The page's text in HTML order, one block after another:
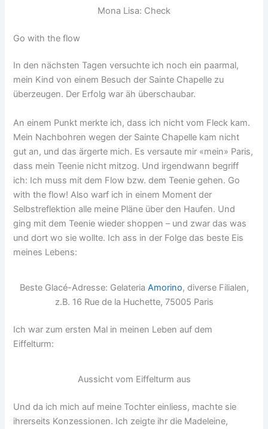
Mona Lisa: Check
Go with the flow
In den nächsten Tagen versuchte ich noch ein paarmal,
mein Kind von einem Besuch der Sainte Chapelle zu
überzeugen. Der Erfolg war äh überschaubar.
An einem Punkt merkte ich, dass ich nicht vom Fleck kam.
Mein Nachbohren wegen der Sainte Chapelle kam nicht
gut an, und das ärgerte mich. Es versaute mir «mein» Paris,
dass mein Teenie nicht mitzog. Und irgendwann begriff
ich: Ich muss mit dem Flow bzw. dem Teenie gehen. Go
with the flow! Also warf ich in einem Moment der
Selbstreflektion alle meine Pläne über den Haufen. Und
ging mit dem Teenie wieder shoppen – und zwar das was
und dort wo sie wollte. Ich ass in der Folge das beste Eis
meines Lebens:
Beste Glacé-Adresse: Gelateria Amorino, diverse Filialen,
z.B. 16 Rue de la Huchette, 75005 Paris
Ich war zum ersten Mal in meinen Leben auf dem
Eiffelturm:
Aussicht vom Eiffelturm aus
Und da ich mich auf meine Tochter einliess, machte sie
ihrerseits Konzessionen. Ich zeigte ihr die Madeleine,